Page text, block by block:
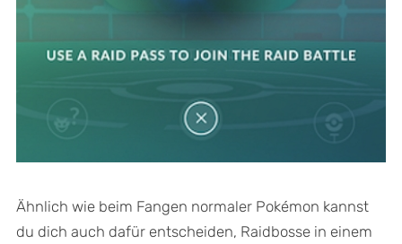
Ähnlich wie beim Fangen normaler Pokémon kannst
du dich auch dafür entscheiden, Raidbosse in einem